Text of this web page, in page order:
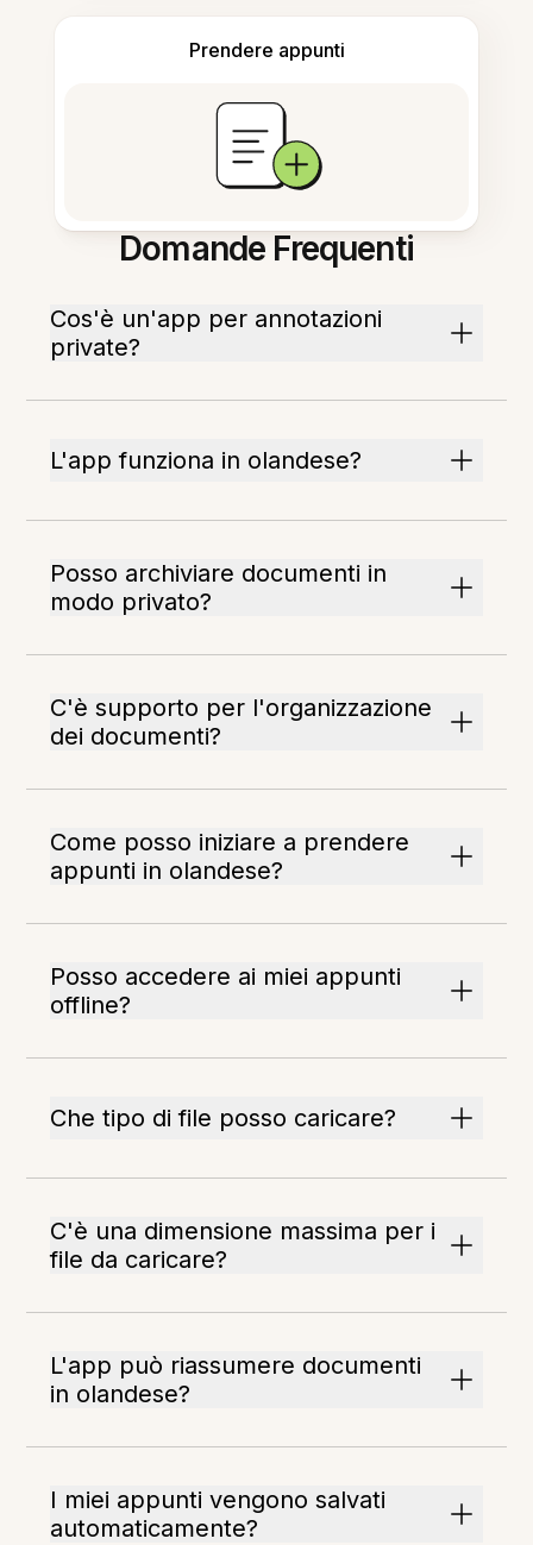
Prendere appunti
Domande Frequenti
Cos'è un'app per annotazioni
private?
L'app funziona in olandese?
Posso archiviare documenti in
modo privato?
C'è supporto per l'organizzazione
dei documenti?
Come posso iniziare a prendere
appunti in olandese?
Posso accedere ai miei appunti
offline?
Che tipo di file posso caricare?
C'è una dimensione massima per i
file da caricare?
L'app può riassumere documenti
in olandese?
I miei appunti vengono salvati
automaticamente?